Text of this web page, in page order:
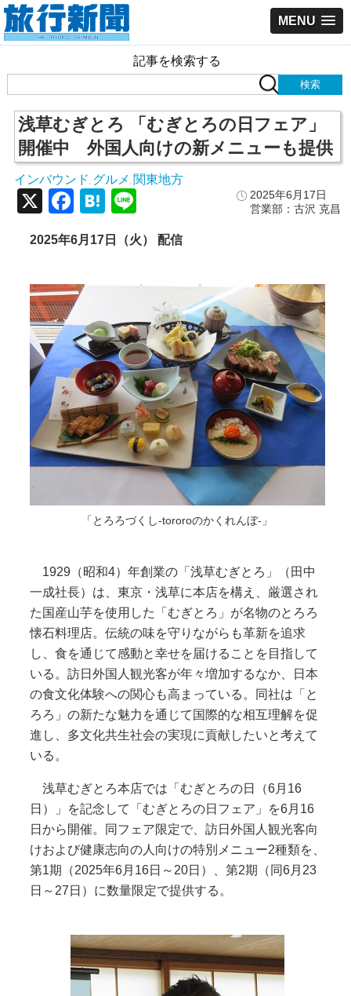
MENU
記事を検索する
浅草むぎとろ 「むぎとろの日フェア」
開催中 外国人向けの新メニューも提供
インバウンド グルメ 関東地方
2025年6月17日
営業部：古沢 克昌
X Facebook
Hatena
2025年6月17日（火） 配信
「とろろづくし-tororoのかくれんぼ-」
1929（昭和4）年創業の「浅草むぎとろ」（田中
一成社長）は、東京・浅草に本店を構え、厳選され
た国産山芋を使用した「むぎとろ」が名物のとろろ
懐石料理店。伝統の味を守りながらも革新を追求
し、食を通じて感動と幸せを届けることを目指して
いる。訪日外国人観光客が年々増加するなか、日本
の食文化体験への関心も高まっている。同社は「と
ろろ」の新たな魅力を通じて国際的な相互理解を促
進し、多文化共生社会の実現に貢献したいと考えて
いる。
浅草むぎとろ本店では「むぎとろの日（6月16
日）」を記念して「むぎとろの日フェア」を6月16
日から開催。同フェア限定で、訪日外国人観光客向
けおよび健康志向の人向けの特別メニュー2種類を、
第1期（2025年6月16日～20日）、第2期（同6月23
日～27日）に数量限定で提供する。